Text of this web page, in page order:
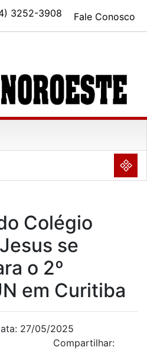
Fale Conosco
3252-3908
NULL
Colégio
se
o 2º
em Curitiba
27/05/2025
Compartilhar: